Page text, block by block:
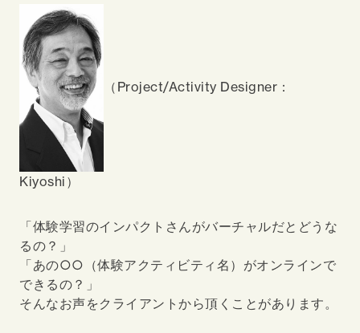
（Project/Activity Designer：
Kiyoshi）
「体験学習のインパクトさんがバーチャルだとどうな
るの？」
「あの○○（体験アクティビティ名）がオンラインで
できるの？」
そんなお声をクライアントから頂くことがあります。